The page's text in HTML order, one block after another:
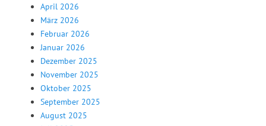
April 2026
März 2026
Februar 2026
Januar 2026
Dezember 2025
November 2025
Oktober 2025
September 2025
August 2025